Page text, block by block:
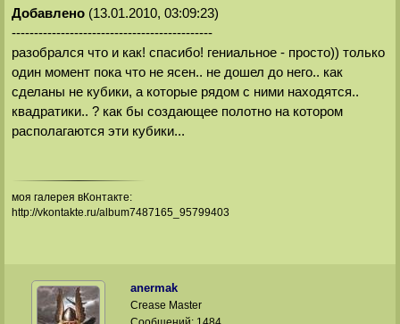
Добавлено(13.01.2010, 03:09:23)
---------------------------------------------
разобрался что и как! спасибо! гениальное - просто)) только
один момент пока что не ясен.. не дошел до него.. как
сделаны не кубики, а которые рядом с ними находятся..
квадратики.. ? как бы создающее полотно на котором
располагаются эти кубики...
моя галерея вКонтакте:
http://vkontakte.ru/album7487165_95799403
anermak
Crease Master